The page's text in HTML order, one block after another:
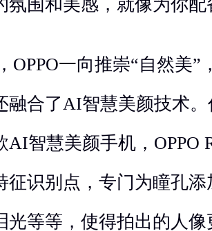
氛围和美感，就像为你
OPPO一向推崇“自然美”
融合了AI智慧美颜技术。
AI智慧美颜手机，OPPO
征识别点，专门为瞳孔
光等等，使得拍出的人